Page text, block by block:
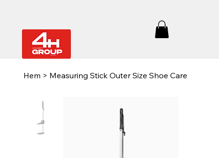
Hem > Measuring Stick Outer Size Shoe Care